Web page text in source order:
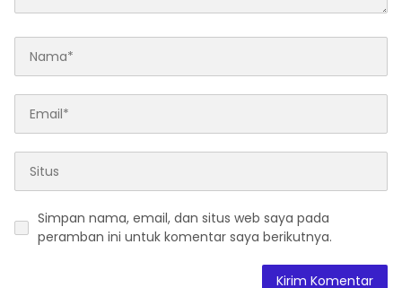
Simpan nama, email, dan situs web saya pada
peramban ini untuk komentar saya berikutnya.